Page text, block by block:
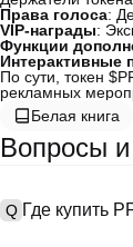
Права голоса:
VIP-награды:
Функции
Интерактивные
По сути, токен
рекламных
Белая книга
Вопросы
Q Где купить